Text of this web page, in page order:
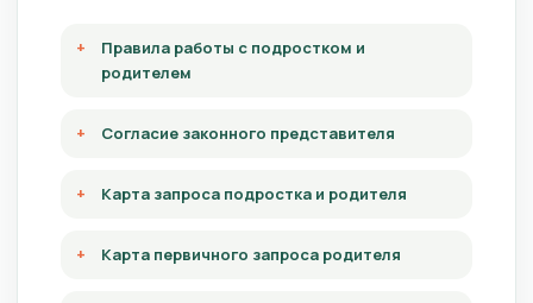
Правила работы с подростком и
родителем
Согласие законного представителя
Карта запроса подростка и родителя
Карта первичного запроса родителя